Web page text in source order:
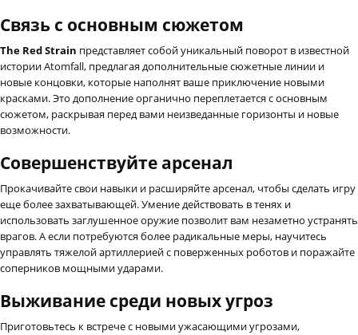
Связь с основным сюжетом
The Red Strain представляет собой уникальный поворот в известной
истории Atomfall, предлагая дополнительные сюжетные линии и
новые концовки, которые наполнят ваше приключение новыми
красками. Это дополнение органично переплетается с основным
сюжетом, раскрывая перед вами неизведанные горизонты и новые
возможности.
Совершенствуйте арсенал
Прокачивайте свои навыки и расширяйте арсенал, чтобы сделать игру
еще более захватывающей. Умение действовать в тенях и
использовать заглушенное оружие позволит вам незаметно устранять
врагов. А если потребуются более радикальные меры, научитесь
управлять тяжелой артиллерией с поверженных роботов и поражайте
соперников мощными ударами.
Выживание среди новых угроз
Приготовьтесь к встрече с новыми ужасающими угрозами,